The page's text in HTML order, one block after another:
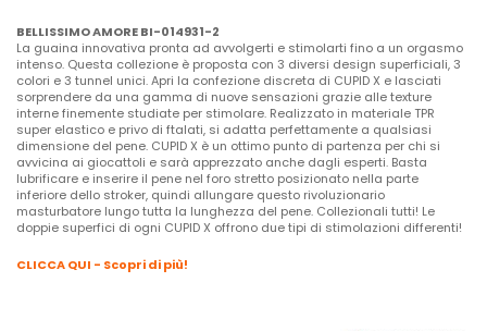
BELLISSIMO AMORE BI-014931-2
La guaina innovativa pronta ad avvolgerti e stimolarti fino a un orgasmo
intenso. Questa collezione è proposta con 3 diversi design superficiali, 3
colori e 3 tunnel unici. Apri la confezione discreta di CUPID X e lasciati
sorprendere da una gamma di nuove sensazioni grazie alle texture
interne finemente studiate per stimolare. Realizzato in materiale TPR
super elastico e privo di ftalati, si adatta perfettamente a qualsiasi
dimensione del pene. CUPID X è un ottimo punto di partenza per chi si
avvicina ai giocattoli e sarà apprezzato anche dagli esperti. Basta
lubrificare e inserire il pene nel foro stretto posizionato nella parte
inferiore dello stroker, quindi allungare questo rivoluzionario
masturbatore lungo tutta la lunghezza del pene. Collezionali tutti! Le
doppie superfici di ogni CUPID X offrono due tipi di stimolazioni differenti!
CLICCA QUI - Scopri di più!